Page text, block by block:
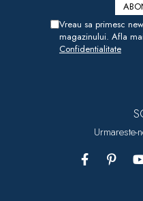
Vreau sa primesc
magazinului. Afla
Confidentialitate
Urmareste-